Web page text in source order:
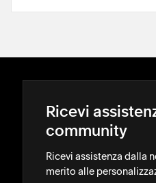
Ricevi
community
Ricevi assistenza dalla
merito alle